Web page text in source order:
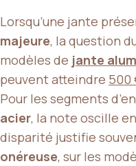
Lorsqu’une jante
majeure, la question
modèles de jante
peuvent atteindre 500
Pour les segments
acier, la note oscille
disparité justifie
onéreuse, sur les